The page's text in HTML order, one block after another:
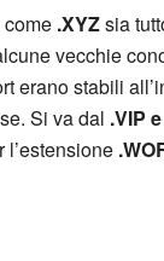
.XYZsia
vecchie
erano stabili
Si va dal .VIP
l’estensione